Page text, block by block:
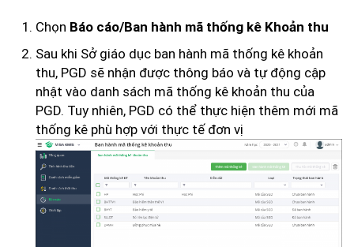
Chọn Báo cáo/Ban hành mã thống kê Khoản thu
Sau khi Sở giáo dục ban hành mã thống kê khoản
thu, PGD sẽ nhận được thông báo và tự động cập
nhật vào danh sách mã thống kê khoản thu của
PGD. Tuy nhiên, PGD có thể thực hiện thêm mới mã
thống kê phù hợp với thực tế đơn vị